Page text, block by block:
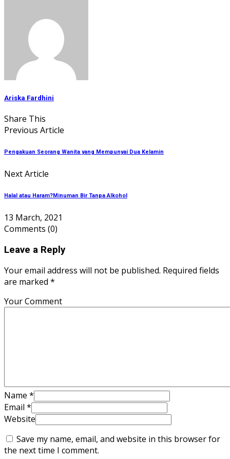
Ariska Fardhini
Share This
Previous Article
Pengakuan Seorang Wanita yang Mempunyai Dua Kelamin
Next Article
Halal atau Haram?Minuman Bir Tanpa Alkohol
13 March, 2021
Comments (0)
Leave a Reply
Your email address will not be published. Required fields
are marked *
Your Comment
Name *
Email *
Website
Save my name, email, and website in this browser for
the next time I comment.